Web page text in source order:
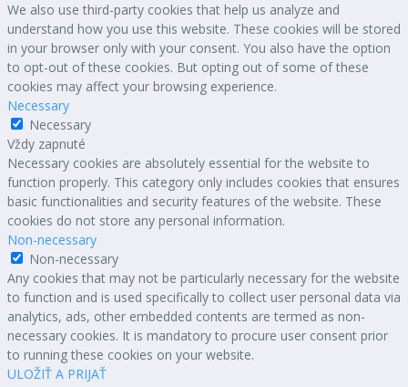
We also use third-party cookies that help us analyze and
understand how you use this website. These cookies will be stored
in your browser only with your consent. You also have the option
to opt-out of these cookies. But opting out of some of these
cookies may affect your browsing experience.
Necessary
Necessary
Vždy zapnuté
Necessary cookies are absolutely essential for the website to
function properly. This category only includes cookies that ensures
basic functionalities and security features of the website. These
cookies do not store any personal information.
Non-necessary
Non-necessary
Any cookies that may not be particularly necessary for the website
to function and is used specifically to collect user personal data via
analytics, ads, other embedded contents are termed as non-
necessary cookies. It is mandatory to procure user consent prior
to running these cookies on your website.
ULOŽIŤ A PRIJAŤ